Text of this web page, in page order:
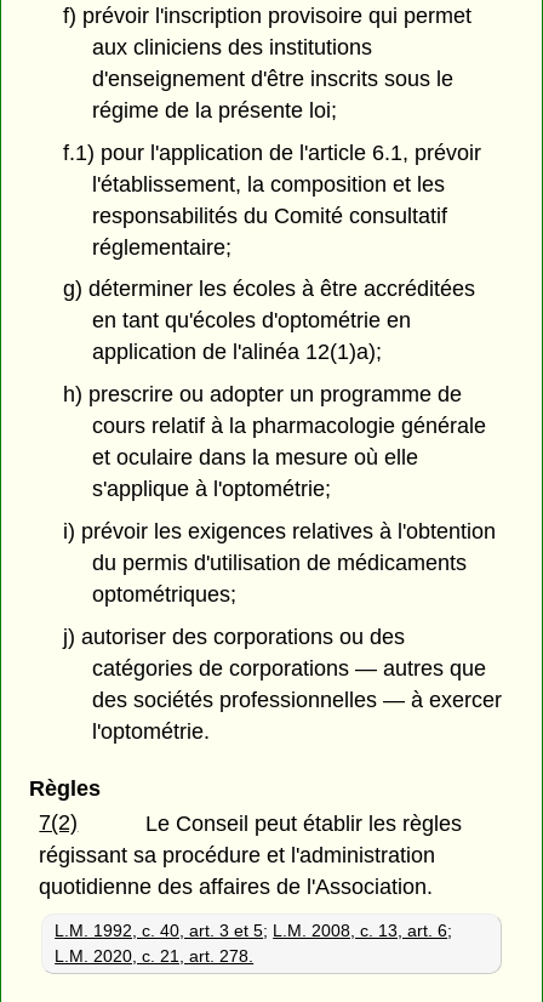
f) prévoir l'inscription provisoire qui permet
aux cliniciens des institutions
d'enseignement d'être inscrits sous le
régime de la présente loi;
f.1) pour l'application de l'article 6.1, prévoir
l'établissement, la composition et les
responsabilités du Comité consultatif
réglementaire;
g) déterminer les écoles à être accréditées
en tant qu'écoles d'optométrie en
application de l'alinéa 12(1)a);
h) prescrire ou adopter un programme de
cours relatif à la pharmacologie générale
et oculaire dans la mesure où elle
s'applique à l'optométrie;
i) prévoir les exigences relatives à l'obtention
du permis d'utilisation de médicaments
optométriques;
j) autoriser des corporations ou des
catégories de corporations — autres que
des sociétés professionnelles — à exercer
l'optométrie.
Règles
7(2)
Le Conseil peut établir les règles
régissant sa procédure et l'administration
quotidienne des affaires de l'Association.
L.M. 1992, c. 40, art. 3 et 5; L.M. 2008, c. 13, art. 6;
L.M. 2020, c. 21, art. 278.